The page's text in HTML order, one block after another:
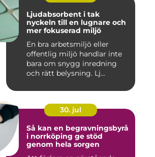
Ljudabsorbent i tak
nyckeln till en lugnare och
mer fokuserad miljö
En bra arbetsmiljö eller
offentlig miljö handlar inte
bara om snygg inredning
och rätt belysning. Lj...
30. jul
Så kan en begravningsbyrå
i norrköping ge stöd
genom hela sorgen